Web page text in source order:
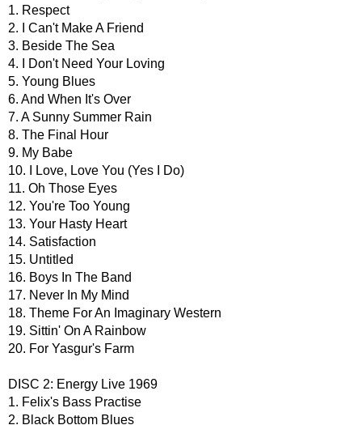
1. Respect
2. I Can't Make A Friend
3. Beside The Sea
4. I Don't Need Your Loving
5. Young Blues
6. And When It's Over
7. A Sunny Summer Rain
8. The Final Hour
9. My Babe
10. I Love, Love You (Yes I Do)
11. Oh Those Eyes
12. You're Too Young
13. Your Hasty Heart
14. Satisfaction
15. Untitled
16. Boys In The Band
17. Never In My Mind
18. Theme For An Imaginary Western
19. Sittin' On A Rainbow
20. For Yasgur's Farm
DISC 2: Energy Live 1969
1. Felix's Bass Practise
2. Black Bottom Blues